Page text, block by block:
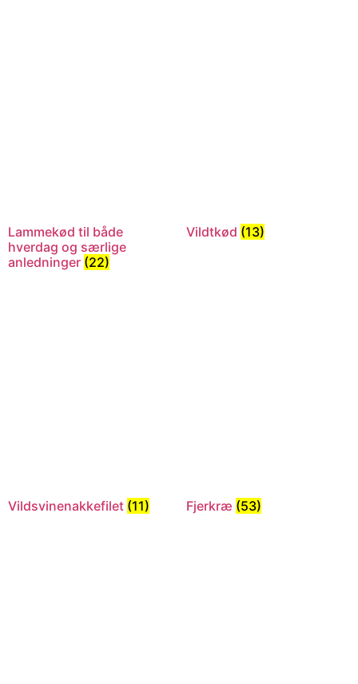
Lammekød til både
hverdag og særlige
anledninger (22)
Vildtkød (13)
Vildsvinenakkefilet (11) Fjerkræ (53)